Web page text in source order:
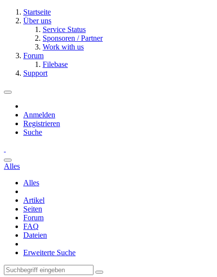
Startseite
Über uns
Service Status
Sponsoren / Partner
Work with us
Forum
Filebase
Support
Anmelden
Registrieren
Suche
Alles
Alles
Artikel
Seiten
Forum
FAQ
Dateien
Erweiterte Suche